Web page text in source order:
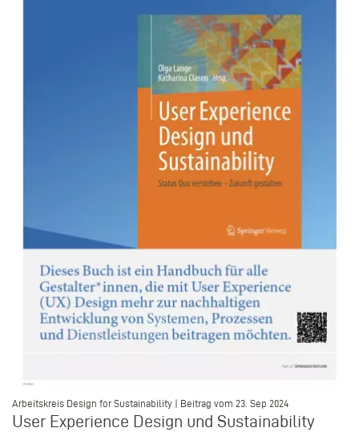
Arbeitskreis Design for Sustainability | Beitrag vom 23. Sep 2024
User Experience Design und Sustainability